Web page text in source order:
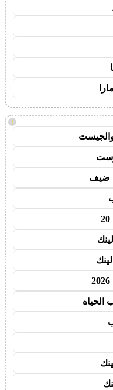
!
الحياه